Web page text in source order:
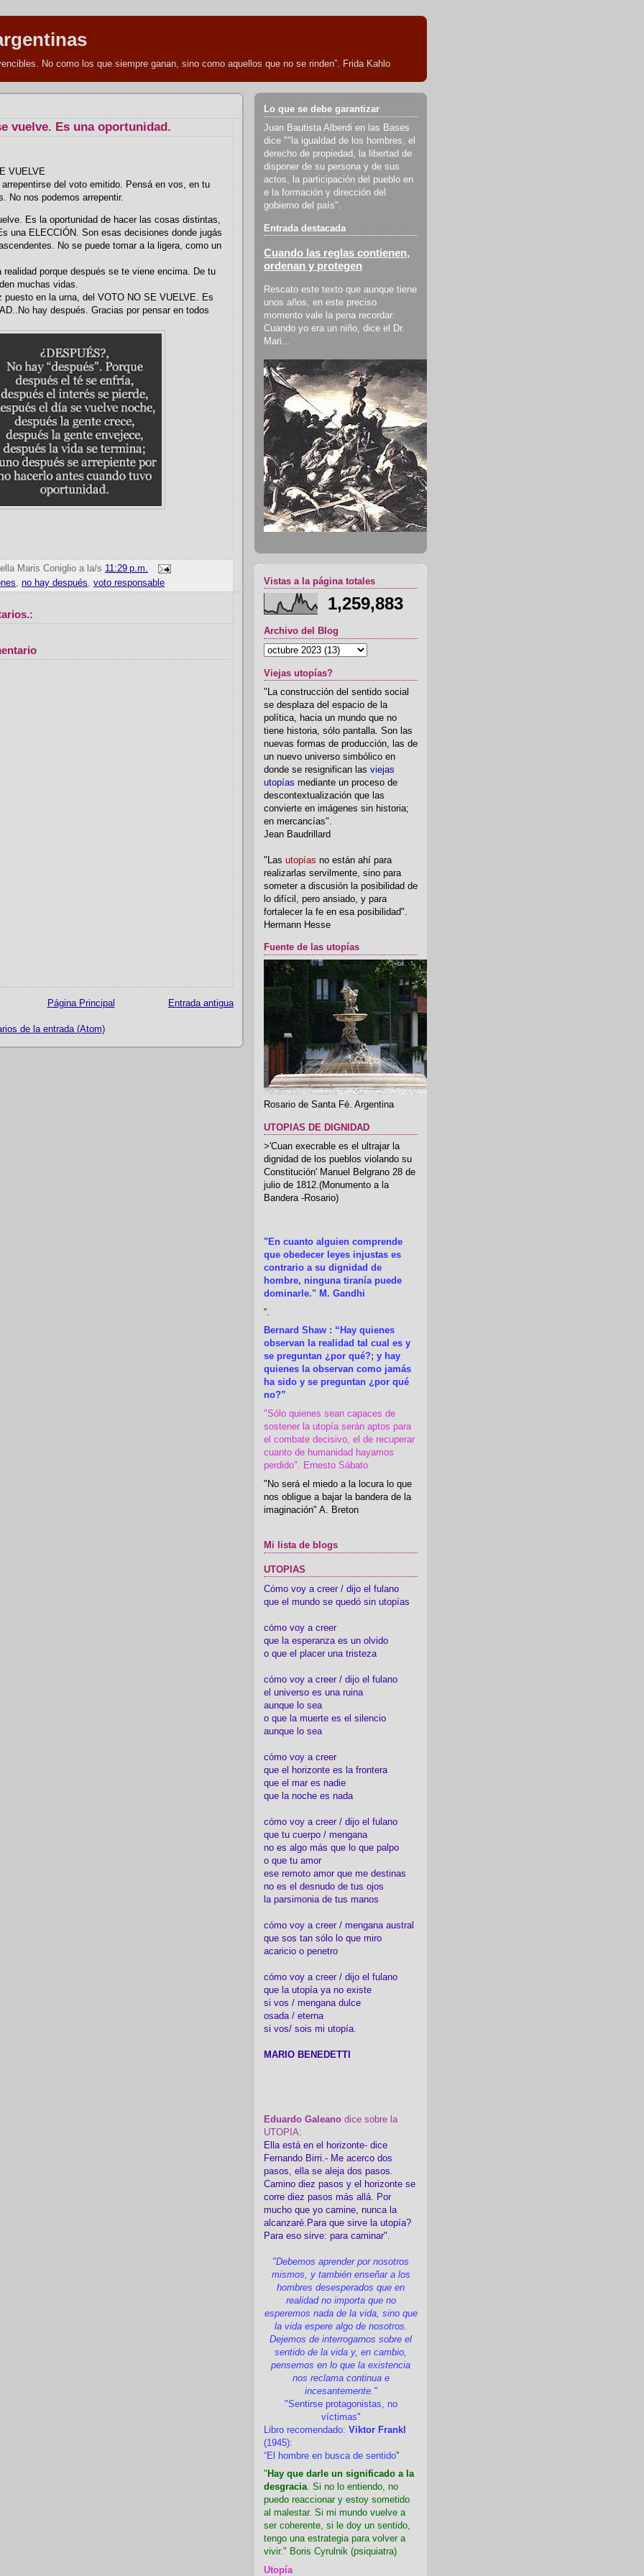
No como los que siempre ganan, sino como aquellos que no se rinden”. Frida Kahlo
vuelve. Es una oportunidad.
VUELVE
arrepentirse del voto emitido. Pensá en vos, en tu
No nos podemos arrepentir.
Es la oportunidad de hacer las cosas distintas,
una ELECCIÓN. Son esas decisiones donde jugás
No se puede tomar a la ligera, como un
realidad porque después se te viene encima. De tu
muchas vidas.
puesto en la urna, del VOTO NO SE VUELVE. Es
hay después. Gracias por pensar en todos
Maris Coniglio a la/s 11:29 p.m.
, no hay después, voto responsable
Entrada antigua
Página Principal
de la entrada (Atom)
Lo que se debe garantizar
Juan Bautista Alberdi en las Bases
dice ""la igualdad de los hombres, el
derecho de propiedad, la libertad de
disponer de su persona y de sus
actos, la participación del pueblo en
e la formación y dirección del
gobierno del país".
Entrada destacada
Cuando las reglas contienen,
ordenan y protegen
Rescato este texto que aunque tiene
unos años, en este preciso
momento vale la pena recordar:
Cuando yo era un niño, dice el Dr.
Mari...
Vistas a la página totales
1,259,883
Archivo del Blog
Viejas utopías?
"La construcción del sentido social
se desplaza del espacio de la
política, hacia un mundo que no
tiene historia, sólo pantalla. Son las
nuevas formas de producción, las de
un nuevo universo simbólico en
donde se resignifican las viejas
utopías mediante un proceso de
descontextualización que las
convierte en imágenes sin historia;
en mercancías".
Jean Baudrillard
"Las utopías no están ahí para
realizarlas servilmente, sino para
someter a discusión la posibilidad de
lo difícil, pero ansiado, y para
fortalecer la fe en esa posibilidad".
Hermann Hesse
Fuente de las utopías
Rosario de Santa Fé. Argentina
UTOPIAS DE DIGNIDAD
>'Cuan execrable es el ultrajar la
dignidad de los pueblos violando su
Constitución' Manuel Belgrano 28 de
julio de 1812.(Monumento a la
Bandera -Rosario)
"En cuanto alguien comprende
que obedecer leyes injustas es
contrario a su dignidad de
hombre, ninguna tiranía puede
dominarle." M. Gandhi
“.
Bernard Shaw : “Hay quienes
observan la realidad tal cual es y
se preguntan ¿por qué?; y hay
quienes la observan como jamás
ha sido y se preguntan ¿por qué
no?”
"Sólo quienes sean capaces de
sostener la utopía serán aptos para
el combate decisivo, el de recuperar
cuanto de humanidad hayamos
perdido". Ernesto Sábato
"No será el miedo a la locura lo que
nos obligue a bajar la bandera de la
imaginación" A. Breton
Mi lista de blogs
UTOPIAS
Cómo voy a creer / dijo el fulano
que el mundo se quedó sin utopías
cómo voy a creer
que la esperanza es un olvido
o que el placer una tristeza
cómo voy a creer / dijo el fulano
el universo es una ruina
aunque lo sea
o que la muerte es el silencio
aunque lo sea
cómo voy a creer
que el horizonte es la frontera
que el mar es nadie
que la noche es nada
cómo voy a creer / dijo el fulano
que tu cuerpo / mengana
no es algo más que lo que palpo
o que tu amor
ese remoto amor que me destinas
no es el desnudo de tus ojos
la parsimonia de tus manos
cómo voy a creer / mengana austral
que sos tan sólo lo que miro
acaricio o penetro
cómo voy a creer / dijo el fulano
que la utopía ya no existe
si vos / mengana dulce
osada / eterna
si vos/ sois mi utopía.
MARIO BENEDETTI
Eduardo Galeano dice sobre la
UTOPIA:
Ella está en el horizonte- dice
Fernando Birri.- Me acerco dos
pasos, ella se aleja dos pasos.
Camino diez pasos y el horizonte se
corre diez pasos más allá. Por
mucho que yo camine, nunca la
alcanzaré.Para que sirve la utopía?
Para eso sirve: para caminar".
"Debemos aprender por nosotros
mismos, y también enseñar a los
hombres desesperados que en
realidad no importa que no
esperemos nada de la vida, sino que
la vida espere algo de nosotros.
Dejemos de interrogarnos sobre el
sentido de la vida y, en cambio,
pensemos en lo que la existencia
nos reclama continua e
incesantemente."
"Sentirse protagonistas, no
víctimas"
Libro recomendado: Viktor Frankl
(1945):
“El hombre en busca de sentido”
" Hay que darle un significado a la
desgracia. Si no lo entiendo, no
puedo reaccionar y estoy sometido
al malestar. Si mi mundo vuelve a
ser coherente, si le doy un sentido,
tengo una estrategia para volver a
vivir." Boris Cyrulnik (psiquiatra)
Utopía